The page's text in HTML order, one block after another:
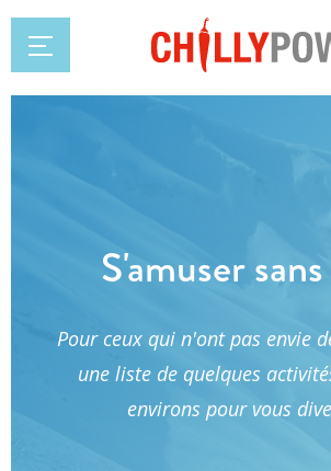
S'amuser
Pour ceux qui n'ont pas envie
une liste de quelques
environs pour vous